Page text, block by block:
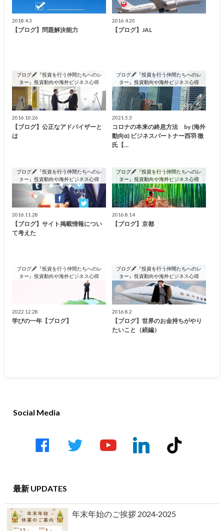
2018.4.3
【ブログ】問題解決能力
2016.4.20
【ブログ】JAL
ブログ🖋『投資を行う仲間たちへのレ
ター』投資動向や海外ビジネス心得
2016.10.26
【ブログ】公正なアドバイザーと
は
ブログ🖋『投資を行う仲間たちへのレ
ター』投資動向や海外ビジネス心得
2021.5.3
コロナの本来の終息方法 by (海外
動向α) ビジネスパートナー西羽 徹
氏【…
ブログ🖋『投資を行う仲間たちへのレ
ター』投資動向や海外ビジネス心得
2016.11.28
【ブログ】サイト掲載情報につい
て考えた
ブログ🖋『投資を行う仲間たちへのレ
ター』投資動向や海外ビジネス心得
2016.8.14
【ブログ】京都
ブログ🖋『投資を行う仲間たちへのレ
ター』投資動向や海外ビジネス心得
2022.12.28
学びの一年【ブログ】
ブログ🖋『投資を行う仲間たちへのレ
ター』投資動向や海外ビジネス心得
2016.8.2
【ブログ】世界のお金持ちがやり
たいこと（続編）
Social Media
facebook twitter
youtube-
play
linkedin tiktok
最新 UPDATES
年末年始のご挨拶 2024‐2025